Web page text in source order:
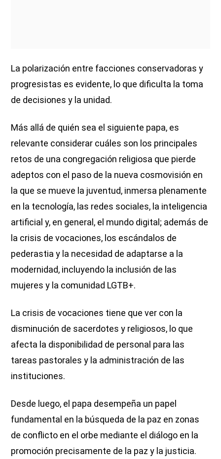
La polarización entre facciones conservadoras y
progresistas es evidente, lo que dificulta la toma
de decisiones y la unidad.
Más allá de quién sea el siguiente papa, es
relevante considerar cuáles son los principales
retos de una congregación religiosa que pierde
adeptos con el paso de la nueva cosmovisión en
la que se mueve la juventud, inmersa plenamente
en la tecnología, las redes sociales, la inteligencia
artificial y, en general, el mundo digital; además de
la crisis de vocaciones, los escándalos de
pederastia y la necesidad de adaptarse a la
modernidad, incluyendo la inclusión de las
mujeres y la comunidad LGTB+.
La crisis de vocaciones tiene que ver con la
disminución de sacerdotes y religiosos, lo que
afecta la disponibilidad de personal para las
tareas pastorales y la administración de las
instituciones.
Desde luego, el papa desempeña un papel
fundamental en la búsqueda de la paz en zonas
de conflicto en el orbe mediante el diálogo en la
promoción precisamente de la paz y la justicia.